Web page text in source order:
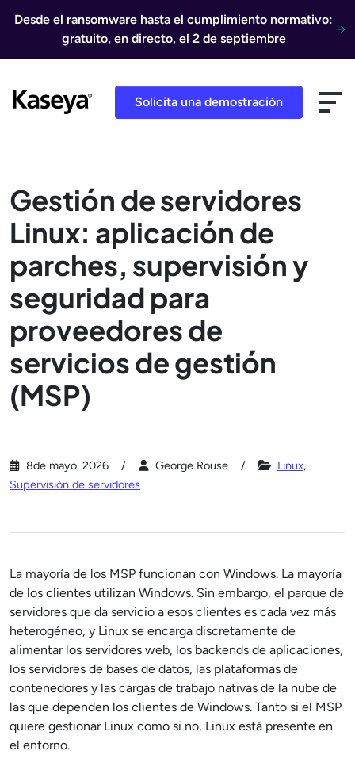
Desde el ransomware hasta el cumplimiento normativo:
gratuito, en directo, el 2 de septiembre
Solicita una demostración
Gestión de servidores
Linux: aplicación de
parches, supervisión y
seguridad para
proveedores de
servicios de gestión
(MSP)
8de mayo, 2026 George Rouse Linux,
Supervisión de servidores
La mayoría de los MSP funcionan con Windows. La mayoría
de los clientes utilizan Windows. Sin embargo, el parque de
servidores que da servicio a esos clientes es cada vez más
heterogéneo, y Linux se encarga discretamente de
alimentar los servidores web, los backends de aplicaciones,
los servidores de bases de datos, las plataformas de
contenedores y las cargas de trabajo nativas de la nube de
las que dependen los clientes de Windows. Tanto si el MSP
quiere gestionar Linux como si no, Linux está presente en
el entorno.